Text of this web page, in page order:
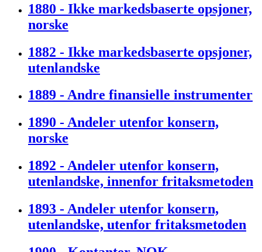
1880 - Ikke markedsbaserte opsjoner,
norske
1882 - Ikke markedsbaserte opsjoner,
utenlandske
1889 - Andre finansielle instrumenter
1890 - Andeler utenfor konsern,
norske
1892 - Andeler utenfor konsern,
utenlandske, innenfor fritaksmetoden
1893 - Andeler utenfor konsern,
utenlandske, utenfor fritaksmetoden